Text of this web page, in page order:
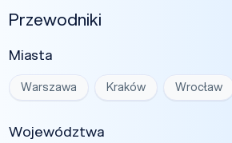
Przewodniki
Miasta
Warszawa Kraków Wrocław
Województwa